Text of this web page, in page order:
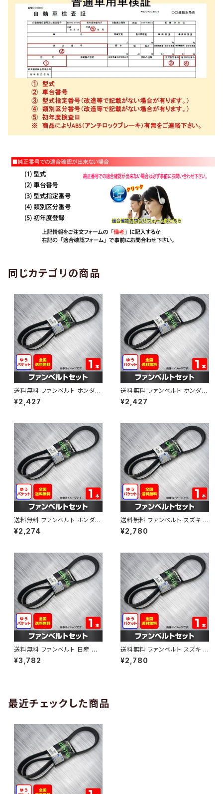
同じカテゴリの商品
送料無料 ファンベルト ホンダ
ゼスト 型式JE1 H18.03～H24.
11 （国内トップメーカー） 1本 H
¥2,427
送料無料 ファンベルト ホンダ ラ
イフ 型式JB6 H15.09～H20.1
1 （国内トップメーカー） 1本 HA
¥2,427
送料無料 ファンベルト ホンダ フ
ィット 型式GE6 H19.10～H25.
09 （国内トップメーカー） 1本 H
¥2,274
送料無料 ファンベルト スズキ ス
ペーシア 型式MK32S H25.03
～H30.02 （国内トップメーカ
¥2,780
送料無料 ファンベルト 日産 キ
ューブ 型式Z12 H20.11～H24.
10 （国内トップメーカー） 1本 H
¥3,782
送料無料 ファンベルト スズキ ワ
ゴンR 型式MH34S H24.09～
H29.02 （国内トップメーカー）
¥2,780
最近チェックした商品